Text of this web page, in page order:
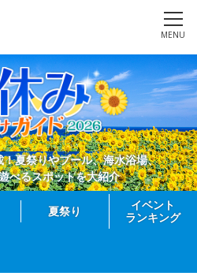
MENU
夏祭りやプール、海水浴場、
べるスポットを大紹介
夏祭り
イベント
ランキング